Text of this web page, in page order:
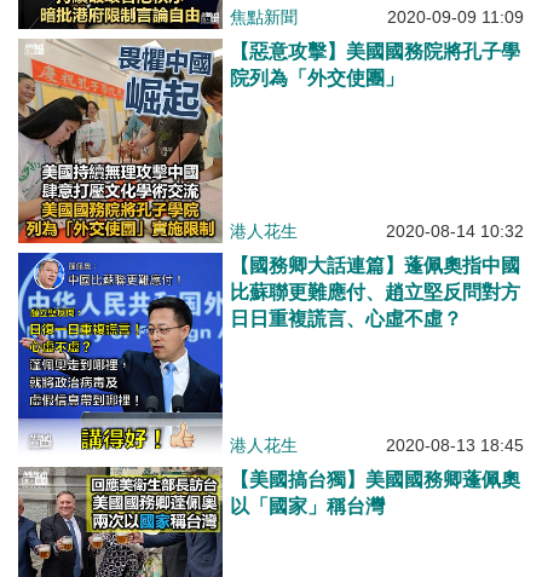
焦點新聞 2020-09-09 11:09
【惡意攻擊】美國國務院將孔子學
院列為「外交使團」
港人花生 2020-08-14 10:32
【國務卿大話連篇】蓬佩奧指中國
比蘇聯更難應付、趙立堅反問對方
日日重複謊言、心虛不虛？
港人花生 2020-08-13 18:45
【美國搞台獨】美國國務卿蓬佩奧
以「國家」稱台灣